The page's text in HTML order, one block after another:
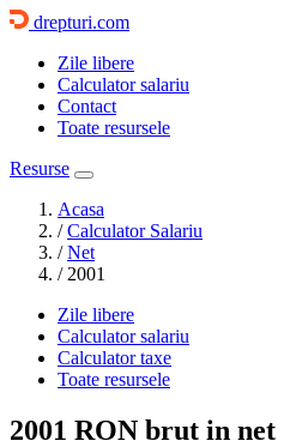
drepturi.com
Zile libere
Calculator salariu
Contact
Toate resursele
Resurse
Acasa
/ Calculator Salariu
/ Net
/ 2001
Zile libere
Calculator salariu
Calculator taxe
Toate resursele
2001 RON brut in net